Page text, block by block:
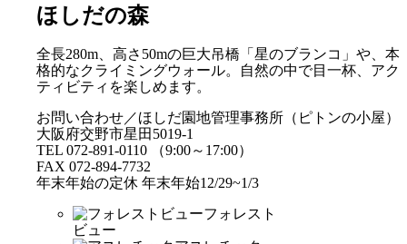
ほしだの森
全長280m、高さ50mの巨大吊橋「星のブランコ」や、本
格的なクライミングウォール。自然の中で目一杯、アク
ティビティを楽しめます。
お問い合わせ／ほしだ園地管理事務所（ピトンの小屋）
大阪府交野市星田5019-1
TEL 072-891-0110 （9:00～17:00）
FAX 072-894-7732
年末年始の定休 年末年始12/29~1/3
フォレスト
ビュー